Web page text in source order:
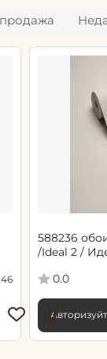
588236
/Ideal 2 /
0.0